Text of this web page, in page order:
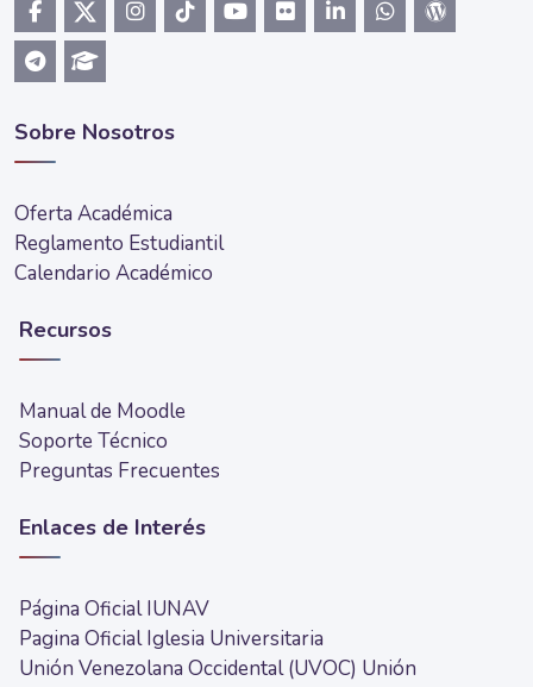
Sobre Nosotros
Oferta Académica
Reglamento Estudiantil
Calendario Académico
Recursos
Manual de Moodle
Soporte Técnico
Preguntas Frecuentes
Enlaces de Interés
Página Oficial IUNAV
Pagina Oficial Iglesia Universitaria
Unión Venezolana Occidental (UVOC) Unión